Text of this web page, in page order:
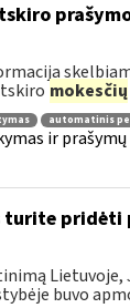
mokesčių
automatinis
ir
pridėti
buvo